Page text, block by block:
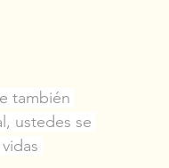
también
ustedes se